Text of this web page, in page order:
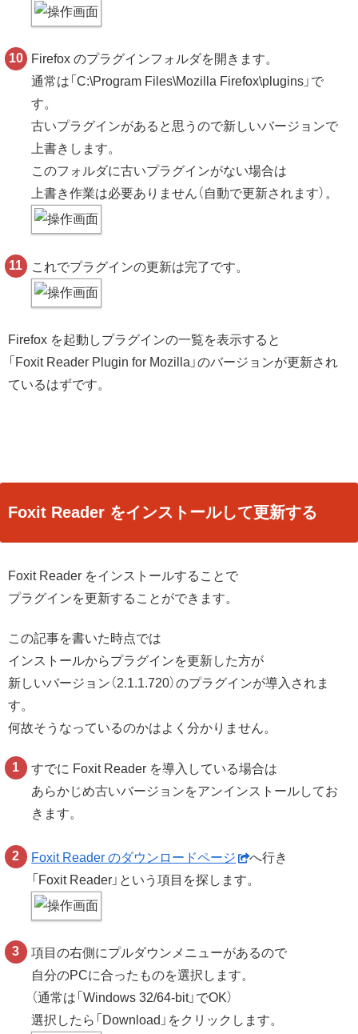
Firefox のプラグインフォルダを開きます。
通常は「C:\Program Files\Mozilla Firefox\plugins」で
す。
古いプラグインがあると思うので新しいバージョンで
上書きします。
このフォルダに古いプラグインがない場合は
上書き作業は必要ありません（自動で更新されます）。
これでプラグインの更新は完了です。
Firefox を起動しプラグインの一覧を表示すると
「Foxit Reader Plugin for Mozilla」のバージョンが更新され
ているはずです。
Foxit Reader をインストールして更新する
Foxit Reader をインストールすることで
プラグインを更新することができます。
この記事を書いた時点では
インストールからプラグインを更新した方が
新しいバージョン（2.1.1.720）のプラグインが導入されま
す。
何故そうなっているのかはよく分かりません。
すでに Foxit Reader を導入している場合は
あらかじめ古いバージョンをアンインストールしてお
きます。
Foxit Reader のダウンロードページ
へ行き
「Foxit Reader」という項目を探します。
項目の右側にプルダウンメニューがあるので
自分のPCに合ったものを選択します。
（通常は「Windows 32/64-bit」でOK）
選択したら「Download」をクリックします。